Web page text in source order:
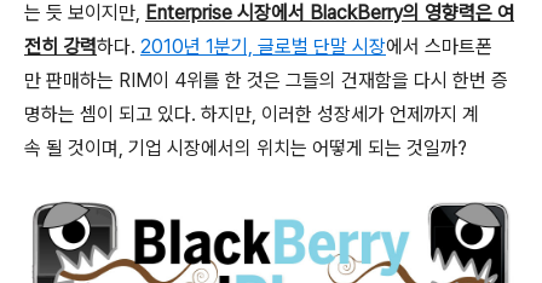
는 듯 보이지만, Enterprise 시장에서 BlackBerry의 영향력은 여
전히 강력하다. 2010년 1분기, 글로벌 단말 시장에서 스마트폰
만 판매하는 RIM이 4위를 한 것은 그들의 건재함을 다시 한번 증
명하는 셈이 되고 있다. 하지만, 이러한 성장세가 언제까지 계
속 될 것이며, 기업 시장에서의 위치는 어떻게 되는 것일까?